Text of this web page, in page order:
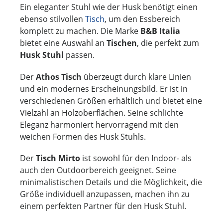
Ein eleganter Stuhl wie der Husk benötigt einen
ebenso stilvollen Tisch, um den Essbereich
komplett zu machen. Die Marke B&B Italia
bietet eine Auswahl an Tischen, die perfekt zum
Husk Stuhl passen.
DerAthos Tisch überzeugt durch klare Linien
und ein modernes Erscheinungsbild. Er ist in
verschiedenen Größen erhältlich und bietet eine
Vielzahl an Holzoberflächen. Seine schlichte
Eleganz harmoniert hervorragend mit den
weichen Formen des Husk Stuhls.
DerTisch Mirto ist sowohl für den Indoor- als
auch den Outdoorbereich geeignet. Seine
minimalistischen Details und die Möglichkeit, die
Größe individuell anzupassen, machen ihn zu
einem perfekten Partner für den Husk Stuhl.